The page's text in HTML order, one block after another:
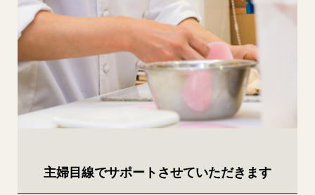
主婦目線でサポートさせていただきます